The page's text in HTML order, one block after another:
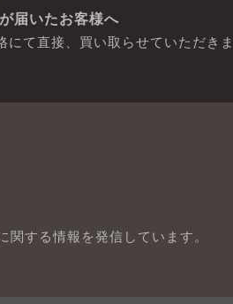
届いたお客様へ
て直接、買い取らせていただきま
する情報を発信しています。